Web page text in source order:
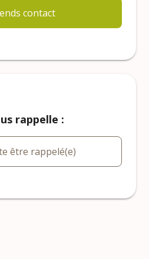
contact
rappelle :
être rappelé(e)